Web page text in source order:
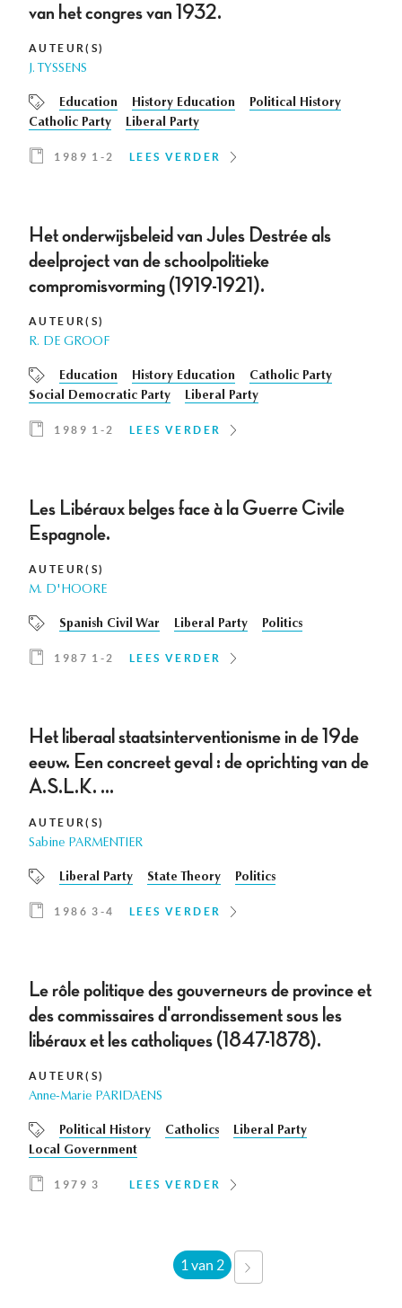
van het congres van 1932.
AUTEUR(S)
J. TYSSENS
Education History Education
Political History
Catholic Party
Liberal Party
1989 1-2 LEES VERDER
Het onderwijsbeleid van Jules Destrée als
deelproject van de schoolpolitieke
compromisvorming (1919-1921).
AUTEUR(S)
R. DE GROOF
Education History Education
Catholic Party
Social Democratic Party
Liberal Party
1989 1-2 LEES VERDER
Les Libéraux belges face à la Guerre Civile
Espagnole.
AUTEUR(S)
M. D'HOORE
Spanish Civil War Liberal Party Politics
1987 1-2 LEES VERDER
Het liberaal staatsinterventionisme in de 19de
eeuw. Een concreet geval : de oprichting van de
A.S.L.K. ...
AUTEUR(S)
Sabine PARMENTIER
Liberal Party State Theory Politics
1986 3-4 LEES VERDER
Le rôle politique des gouverneurs de province et
des commissaires d'arrondissement sous les
libéraux et les catholiques (1847-1878).
AUTEUR(S)
Anne-Marie PARIDAENS
Political History Catholics
Liberal Party
Local Government
1979 3 LEES VERDER
1 van 2